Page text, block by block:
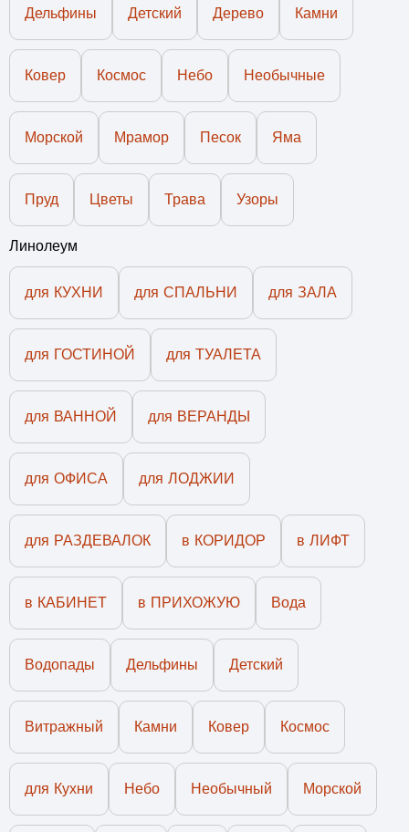
Дельфины Детский Дерево Камни
Ковер Космос Небо Необычные
Морской Мрамор Песок Яма
Пруд Цветы Трава Узоры
Линолеум
для КУХНИ для СПАЛЬНИ для ЗАЛА
для ГОСТИНОЙ для ТУАЛЕТА
для ВАННОЙ для ВЕРАНДЫ
для ОФИСА для ЛОДЖИИ
для РАЗДЕВАЛОК в КОРИДОР в ЛИФТ
в КАБИНЕТ в ПРИХОЖУЮ Вода
Водопады Дельфины Детский
Витражный Камни Ковер Космос
для Кухни Небо Необычный Морской